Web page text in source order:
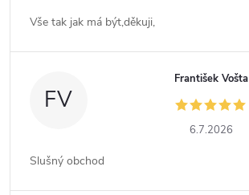
Vše tak jak má být,děkuji,
FV
František Vošta
6.7.2026
Slušný obchod